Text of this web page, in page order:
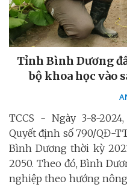
Tỉnh Bình Dương
bộ khoa học vào
TCCS - Ngày 3-8-
Quyết định số 790/QĐ-
Bình Dương thời kỳ
2050. Theo đó, Bình
nghiệp theo hướng